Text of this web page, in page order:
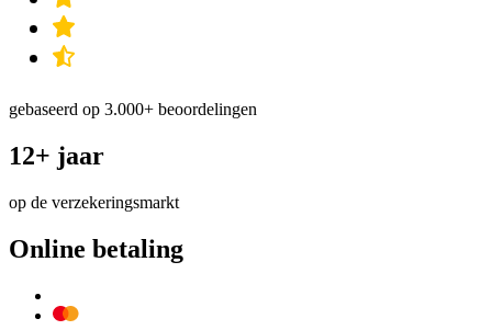
gebaseerd op 3.000+ beoordelingen
12+ jaar
op de verzekeringsmarkt
Online betaling